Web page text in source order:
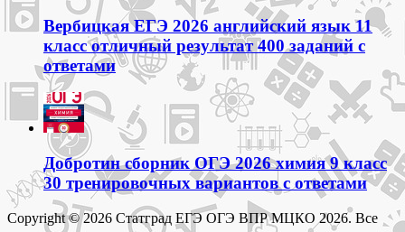
Вербицкая ЕГЭ 2026 английский язык 11
класс отличный результат 400 заданий с
ответами
Добротин сборник ОГЭ 2026 химия 9 класс
30 тренировочных вариантов с ответами
Copyright © 2026 Статград ЕГЭ ОГЭ ВПР МЦКО 2026. Все